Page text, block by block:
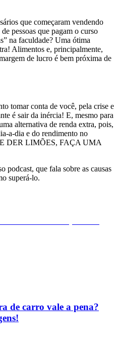
que começaram vendendo
pessoas que pagam o curso
na faculdade? Uma ótima
Alimentos e, principalmente,
de lucro é bem próxima de
tomar conta de você, pela crise e
é sair da inércia! E, mesmo para
alternativa de renda extra, pois,
a-dia e do rendimento no
DER LIMÕES, FAÇA UMA
podcast, que fala sobre as causas
superá-lo.
de carro vale a pena?